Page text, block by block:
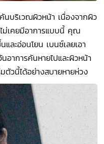
บริเวณผิวหน้า เนื่องจากผิว
ม่เคยมีอาการแบบนี้ คุณ
ละอ่อนโยน เบนซ์เลยเอา
อาการคันหายไปและผิวหน้า
ตัวนี้ได้อย่างสบายหายห่วง